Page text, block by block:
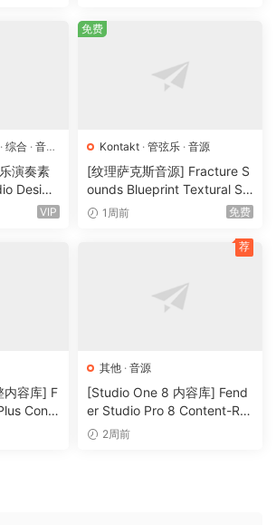
compositions free from all
VOICES – ANCIENT PHRASES library,
Divided into three categories, Female,
library delves into the more mystical
The Female and Male parts are
long song, or Urtiin duu, a most
evoking the deep, vast, open spaces of
throat singing – the Mongol
a completely alien, otherworldly sound.
visions of far out sci-fi/fantasy
· 综合 · 音效
演奏素
Design
[KONTAK
VIP
Kontakt · 管弦乐 · 音源
[纹理萨克斯音源] Fracture S
ounds Blueprint Textural Sa
x (Woodwind Experiments)
1周前 免费
免费
内容库] F
Conte
）
其他 · 音源
[Studio One 8 内容库] Fend
er Studio Pro 8 Content-R2
R（33.5GB）
2周前
荐